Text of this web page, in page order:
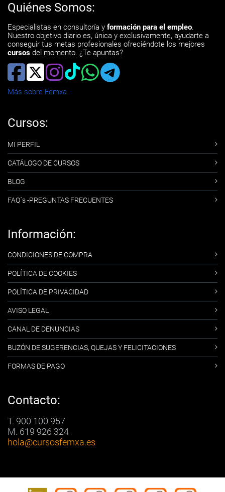
Quiénes Somos:
Especialistas en consultoría y formación para el empleo.
Nuestro objetivo diario es, única y exclusivamente, ayudarte a
conseguir tus metas profesionales ofreciéndote los mejores
cursos del momento. ¿Te apuntas?
Más sobre Femxa
Cursos:
MI PERFIL
CATÁLOGO DE CURSOS
BLOG
FAQ´s -PREGUNTAS FRECUENTES
Información:
CONDICIONES DE COMPRA
POLÍTICA DE COOKIES
POLÍTICA DE PRIVACIDAD
AVISO LEGAL
CANAL DE DENUNCIAS
BUZÓN DE SUGERENCIAS, QUEJAS Y FELICITACIONES
FORMAS DE PAGO
Contacto:
T. 900 100 957
M. 619 926 324
hola@cursosfemxa.es